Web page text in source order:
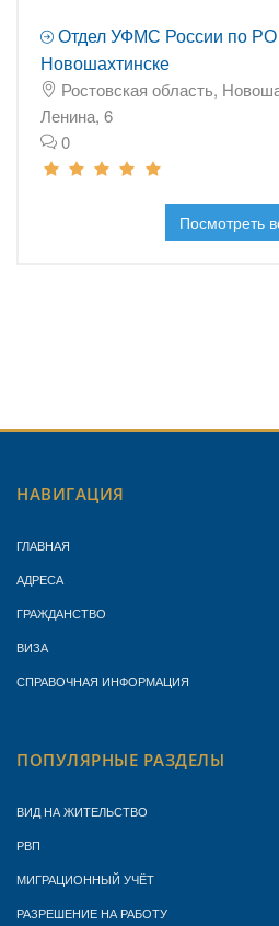
Отдел УФМС России по РО
Новошахтинске
Ростовская область,
Ленина, 6
0
Посмотреть
НАВИГАЦИЯ
ГЛАВНАЯ
АДРЕСА
ГРАЖДАНСТВО
ВИЗА
СПРАВОЧНАЯ ИНФОРМАЦИЯ
ПОПУЛЯРНЫЕ РАЗДЕЛЫ
ВИД НА ЖИТЕЛЬСТВО
РВП
МИГРАЦИОННЫЙ УЧЁТ
РАЗРЕШЕНИЕ НА РАБОТУ